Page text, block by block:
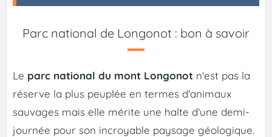
Parc national de Longonot : bon à savoir
Le parc national du mont Longonot n'est pas la
réserve la plus peuplée en termes d'animaux
sauvages mais elle mérite une halte d'une demi-
journée pour son incroyable paysage géologique.